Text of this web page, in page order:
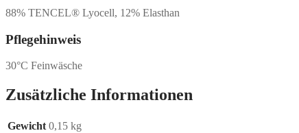
88% TENCEL® Lyocell, 12% Elasthan
Pflegehinweis
30°C Feinwäsche
Zusätzliche Informationen
Gewicht 0,15 kg